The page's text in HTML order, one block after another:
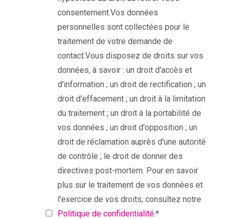
consentement.Vos données
personnelles sont collectées pour le
traitement de votre demande de
contact.Vous disposez de droits sur vos
données, à savoir : un droit d'accès et
d'information ; un droit de rectification ; un
droit d'effacement ; un droit à la limitation
du traitement ; un droit à la portabilité de
vos données ; un droit d'opposition ; un
droit de réclamation auprès d'une autorité
de contrôle ; le droit de donner des
directives post-mortem. Pour en savoir
plus sur le traitement de vos données et
l'exercice de vos droits, consultez notre
Politique de confidentialité.*